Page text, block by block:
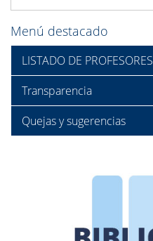
Menú destacado
LISTADO DE PROFESORES
Transparencia
Quejas y sugerencias